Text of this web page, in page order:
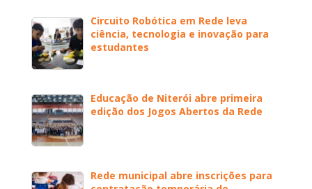
Circuito Robótica em Rede leva
ciência, tecnologia e inovação para
estudantes
Educação de Niterói abre primeira
edição dos Jogos Abertos da Rede
Rede municipal abre inscrições para